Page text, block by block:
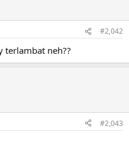
#2,042
terlambat neh??
#2,043